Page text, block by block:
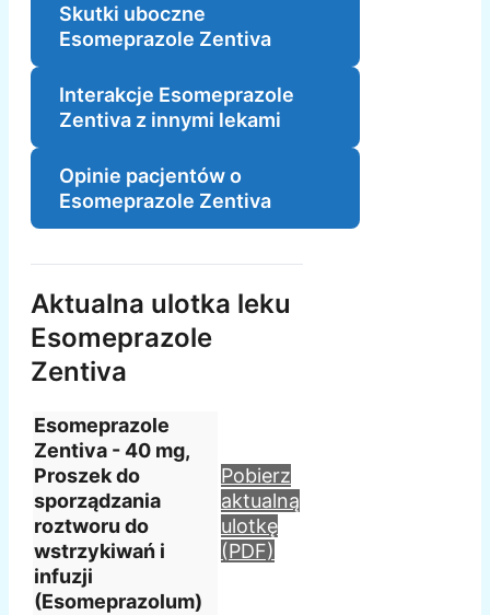
Skutki uboczne
Esomeprazole Zentiva
Interakcje Esomeprazole
Zentiva z innymi lekami
Opinie pacjentów o
Esomeprazole Zentiva
Aktualna ulotka leku
Esomeprazole
Zentiva
Esomeprazole
Zentiva - 40 mg,
Proszek do
sporządzania
roztworu do
wstrzykiwań i
infuzji
(Esomeprazolum)
Pobierz
aktualną
ulotkę
(PDF)